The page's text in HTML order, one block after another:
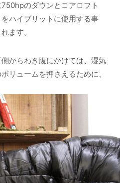
のダウンとコアロフト
ハイブリットに使用する事
ます。
からわき腹にかけては、湿気
リュームを押さえるために、